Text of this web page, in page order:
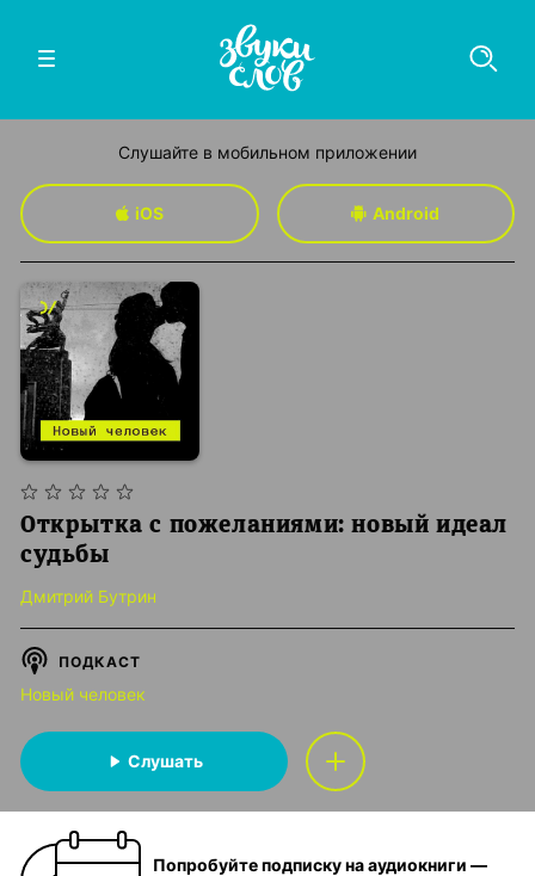
Слушайте в мобильном приложении
iOS Android
Открытка с пожеланиями: новый идеал
судьбы
Дмитрий Бутрин
ПОДКАСТ
Новый человек
Слушать
Попробуйте подписку на аудиокниги —